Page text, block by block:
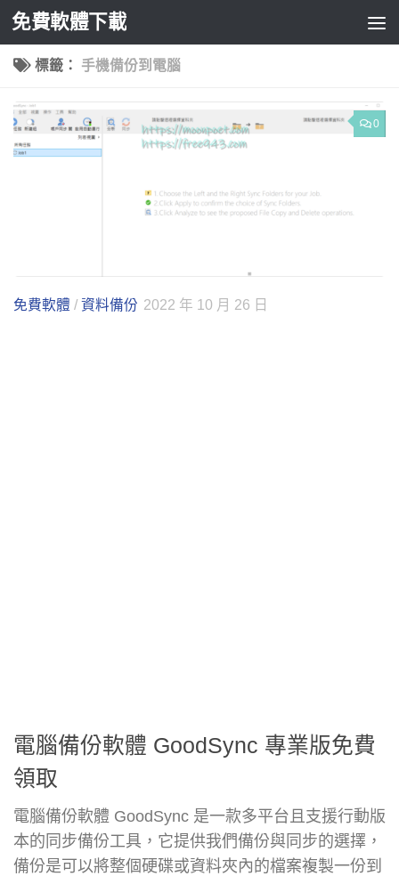
Skip to content
免費軟體下載
標籤： 手機備份到電腦
0
免費軟體 / 資料備份 2022 年 10 月 26 日
電腦備份軟體 GoodSync 專業版免費
領取
電腦備份軟體 GoodSync 是一款多平台且支援行動版
本的同步備份工具，它提供我們備份與同步的選擇，
備份是可以將整個硬碟或資料夾內的檔案複製一份到